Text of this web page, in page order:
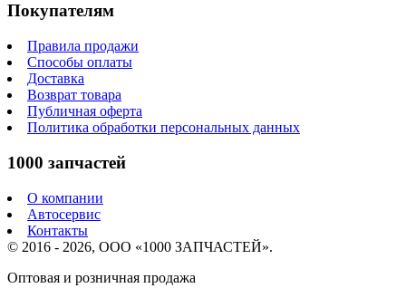
Покупателям
Правила продажи
Способы оплаты
Доставка
Возврат товара
Публичная оферта
Политика обработки персональных данных
1000 запчастей
О компании
Автосервис
Контакты
© 2016 - 2026, ООО «1000 ЗАПЧАСТЕЙ».
Оптовая и розничная продажа